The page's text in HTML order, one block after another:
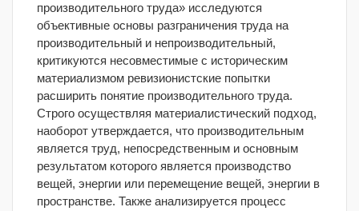
производительного труда» исследуются
объективные основы разграничения труда на
производительный и непроизводительный,
критикуются несовместимые с историческим
материализмом ревизионистские попытки
расширить понятие производительного труда.
Строго осуществляя материалистический подход,
наоборот утверждается, что производительным
является труд, непосредственным и основным
результатом которого является производство
вещей, энергии или перемещение вещей, энергии в
пространстве. Также анализируется процесс